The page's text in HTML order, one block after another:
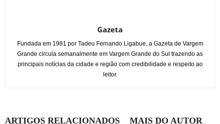
Gazeta
Fundada em 1981 por Tadeu Fernando Ligabue, a Gazeta de Vargem
Grande circula semanalmente em Vargem Grande do Sul trazendo as
principais notícias da cidade e região com credibilidade e respeito ao
leitor.
ARTIGOS RELACIONADOS MAIS DO AUTOR